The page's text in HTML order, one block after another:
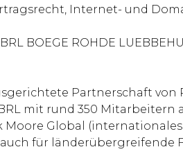
Internet- und
BOEGE ROHDE
Partnerschaft
mit rund 350
Moore Global
für